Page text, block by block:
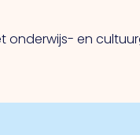
onderwijs- en